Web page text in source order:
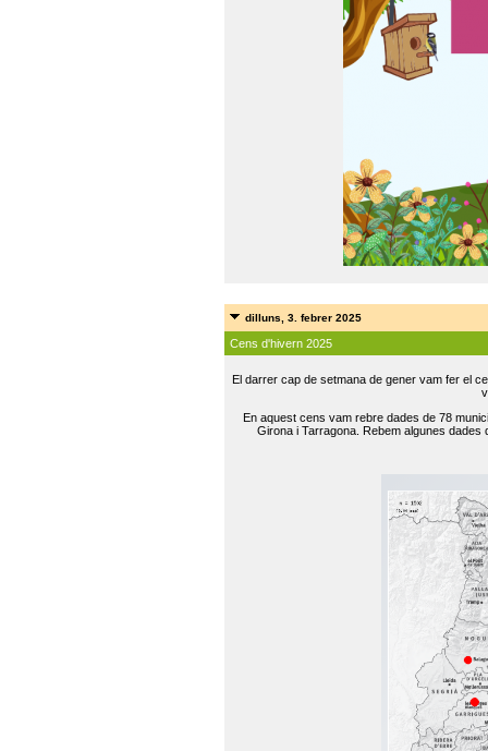
dilluns, 3. febrer 2025
Cens d'hivern 2025
El darrer cap de setmana de gener vam fer el
En aquest cens vam rebre dades de 78
Girona i Tarragona. Rebem algunes